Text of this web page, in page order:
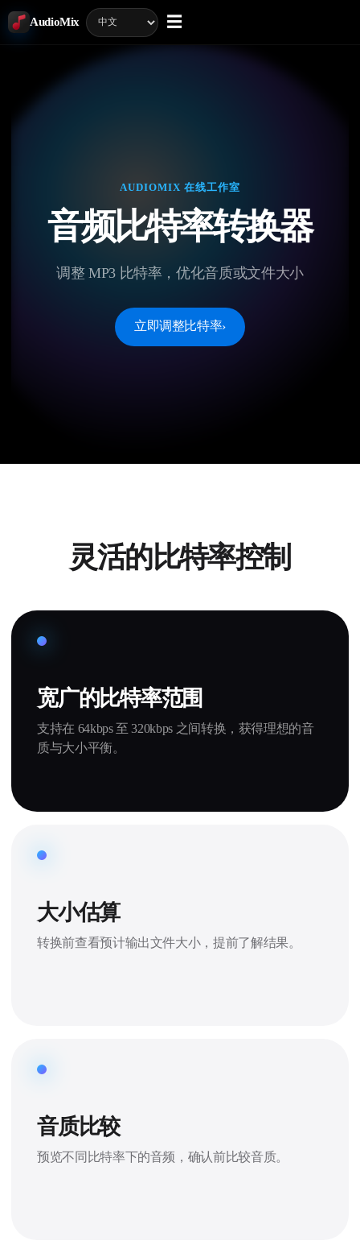
AudioMix ☰
AUDIOMIX 在线工作室
音频比特率转换器
调整 MP3 比特率，优化音质或文件大小
立即调整比特率›
灵活的比特率控制
宽广的比特率范围
支持在 64kbps 至 320kbps 之间转换，获得理想的音
质与大小平衡。
大小估算
转换前查看预计输出文件大小，提前了解结果。
音质比较
预览不同比特率下的音频，确认前比较音质。